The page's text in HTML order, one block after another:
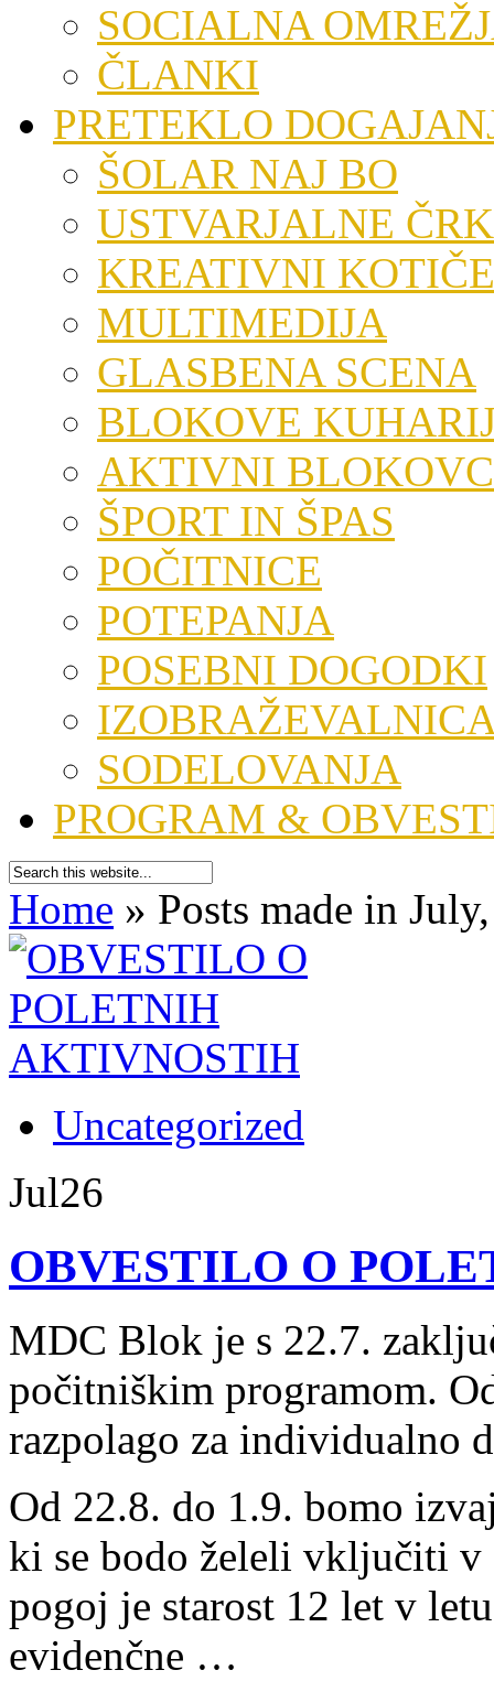
SOCIALNA
ČLANKI
PRETEKLO
ŠOLAR NAJ BO
USTVARJALNE
KREATIVNI
MULTIMEDIJA
GLASBENA SCENA
BLOKOVE
AKTIVNI
ŠPORT IN ŠPAS
POČITNICE
POTEPANJA
POSEBNI DOGODKI
SODELOVANJA
PROGRAM &
Home » Posts made in
Uncategorized
Jul26
OBVESTILO O
MDC Blok je s 22.7.
počitniškim programom.
razpolago za individualno
Od 22.8. do 1.9. bomo
ki se bodo želeli vključiti
pogoj je starost 12 let v
evidenčne …